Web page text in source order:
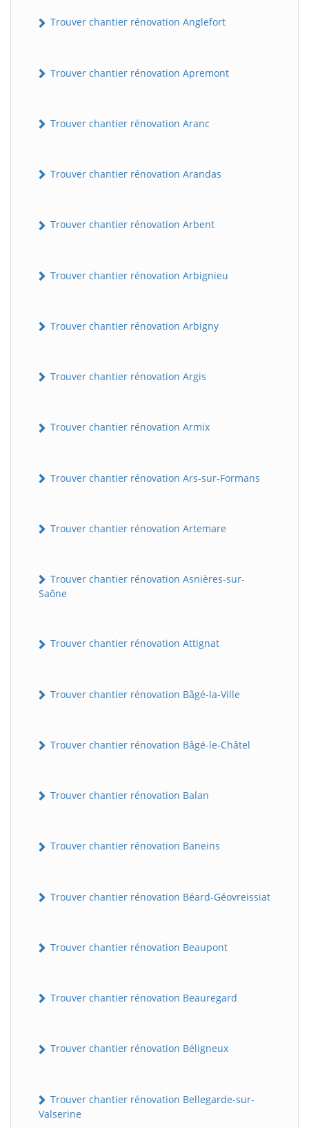
Trouver chantier rénovation Anglefort
Trouver chantier rénovation Apremont
Trouver chantier rénovation Aranc
Trouver chantier rénovation Arandas
Trouver chantier rénovation Arbent
Trouver chantier rénovation Arbignieu
Trouver chantier rénovation Arbigny
Trouver chantier rénovation Argis
Trouver chantier rénovation Armix
Trouver chantier rénovation Ars-sur-Formans
Trouver chantier rénovation Artemare
Trouver chantier rénovation Asnières-sur-
Saône
Trouver chantier rénovation Attignat
Trouver chantier rénovation Bâgé-la-Ville
Trouver chantier rénovation Bâgé-le-Châtel
Trouver chantier rénovation Balan
Trouver chantier rénovation Baneins
Trouver chantier rénovation Béard-Géovreissiat
Trouver chantier rénovation Beaupont
Trouver chantier rénovation Beauregard
Trouver chantier rénovation Béligneux
Trouver chantier rénovation Bellegarde-sur-
Valserine